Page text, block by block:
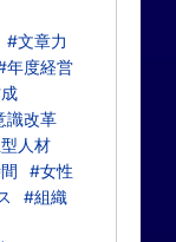
#文章力
年度経営
識改革
人材
#女性
#組織